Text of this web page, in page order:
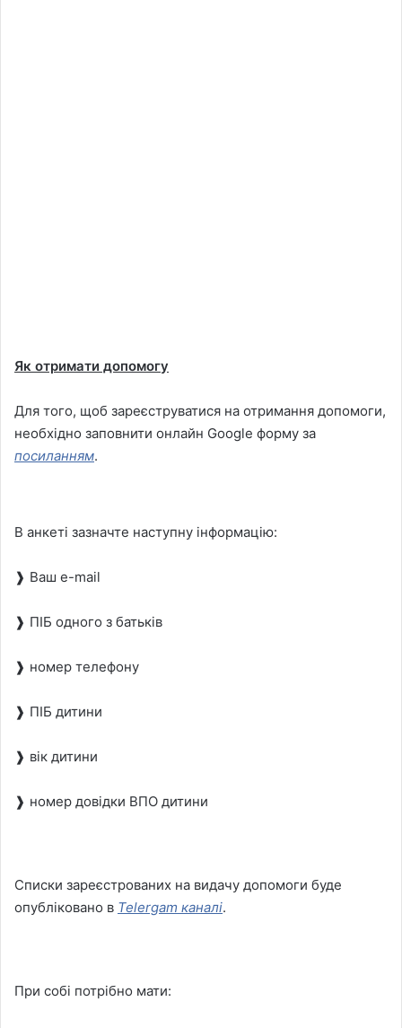
Як отримати допомогу
Для того, щоб зареєструватися на отримання допомоги,
необхідно заповнити онлайн Google форму за
посиланням.
В анкеті зазначте наступну інформацію:
❱ Ваш e-mail
❱ ПІБ одного з батьків
❱ номер телефону
❱ ПІБ дитини
❱ вік дитини
❱ номер довідки ВПО дитини
Списки зареєстрованих на видачу допомоги буде
опубліковано в Telergam каналі.
При собі потрібно мати: